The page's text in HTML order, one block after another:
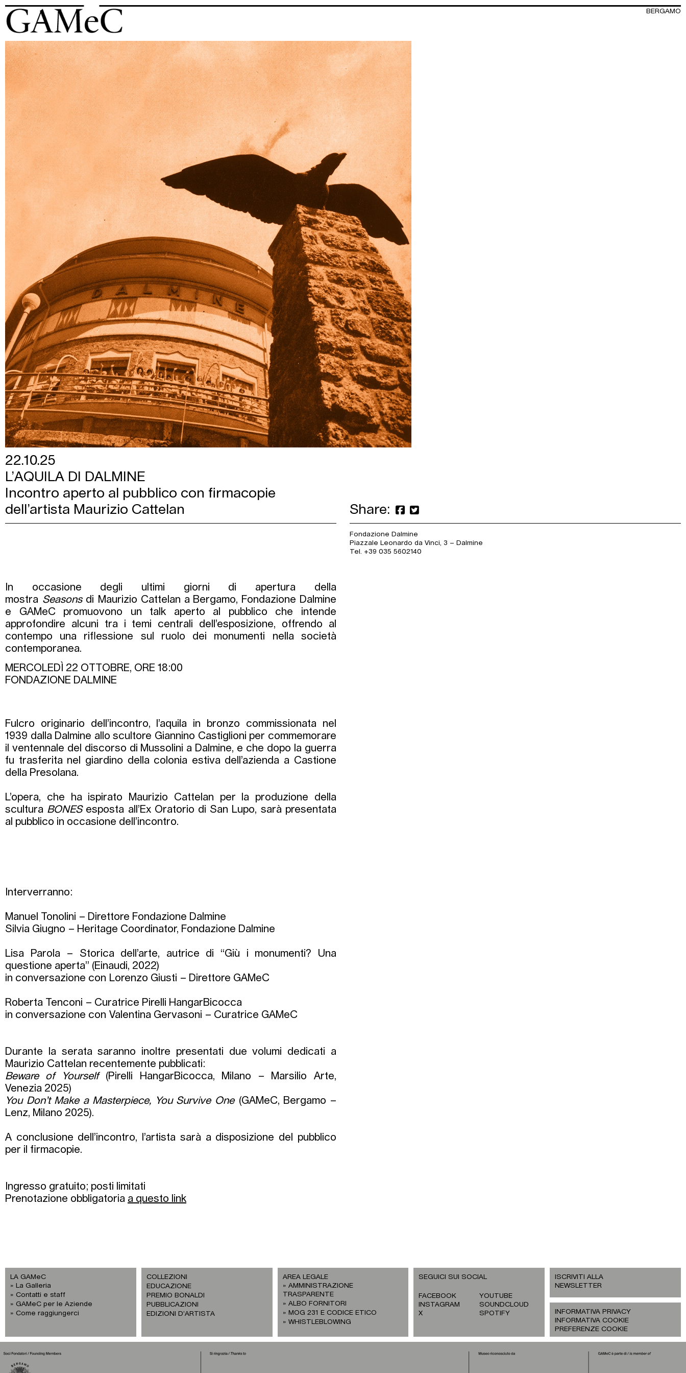
BERGAMO
22.10.25
L’AQUILA DI DALMINE
Incontro aperto al pubblico con firmacopie
dell’artista Maurizio Cattelan
Share:
In occasione degli ultimi giorni di apertura della
mostra Seasonsdi Maurizio Cattelan a Bergamo, Fondazione Dalmine
e GAMeC promuovono un talk aperto al pubblico che intende
approfondire alcuni tra i temi centrali dell’esposizione, offrendo al
contempo una riflessione sul ruolo dei monumenti nella società
contemporanea.
MERCOLEDÌ 22 OTTOBRE, ORE 18:00
FONDAZIONE DALMINE
Fulcro originario dell’incontro, l’aquila in bronzo commissionata nel
1939 dalla Dalmine allo scultore Giannino Castiglioni per commemorare
il ventennale del discorso di Mussolini a Dalmine, e che dopo la guerra
fu trasferita nel giardino della colonia estiva dell’azienda a Castione
della Presolana.
L’opera, che ha ispirato Maurizio Cattelan per la produzione della
scultura BONESesposta all’Ex Oratorio di San Lupo, sarà presentata
al pubblico in occasione dell’incontro.
Interverranno:
Manuel Tonolini – Direttore Fondazione Dalmine
Silvia Giugno – Heritage Coordinator, Fondazione Dalmine
Lisa Parola – Storica dell’arte, autrice di “Giù i monumenti? Una
questione aperta” (Einaudi, 2022)
in conversazione con Lorenzo Giusti – Direttore GAMeC
Roberta Tenconi – Curatrice Pirelli HangarBicocca
in conversazione con Valentina Gervasoni – Curatrice GAMeC
Durante la serata saranno inoltre presentati due volumi dedicati a
Maurizio Cattelan recentemente pubblicati:
Beware of Yourself(Pirelli HangarBicocca, Milano – Marsilio Arte,
Venezia 2025)
You Don’t Make a Masterpiece, You Survive One(GAMeC, Bergamo –
Lenz, Milano 2025).
A conclusione dell’incontro, l’artista sarà a disposizione del pubblico
per il firmacopie.
Ingresso gratuito; posti limitati
Prenotazione obbligatoria a questo link
Fondazione Dalmine
Piazzale Leonardo da Vinci, 3 – Dalmine
Tel. +39 035 5602140
LA GAMeC
La Galleria
Contatti e staff
GAMeC per le Aziende
Come raggiungerci
COLLEZIONI
EDUCAZIONE
PREMIO BONALDI
PUBBLICAZIONI
EDIZIONI D’ARTISTA
AREA LEGALE
AMMINISTRAZIONE
TRASPARENTE
ALBO FORNITORI
MOG 231 E CODICE ETICO
WHISTLEBLOWING
SEGUICI SUI SOCIAL
FACEBOOK
INSTAGRAM
X
YOUTUBE
SOUNDCLOUD
SPOTIFY
ISCRIVITI ALLA
NEWSLETTER
INFORMATIVA PRIVACY
INFORMATIVA COOKIE
PREFERENZE COOKIE